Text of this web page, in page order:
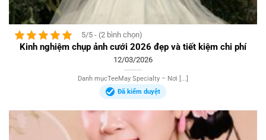
5/5 - (2 bình chọn)
Kinh nghiệm chụp ảnh cưới 2026 đẹp và tiết kiệm chi phí
12/03/2026
Danh mụcTeeMay Specialty – Nơi [...]
Đã kiểm duyệt